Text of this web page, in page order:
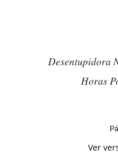
Desentupidora
Horas
Ver